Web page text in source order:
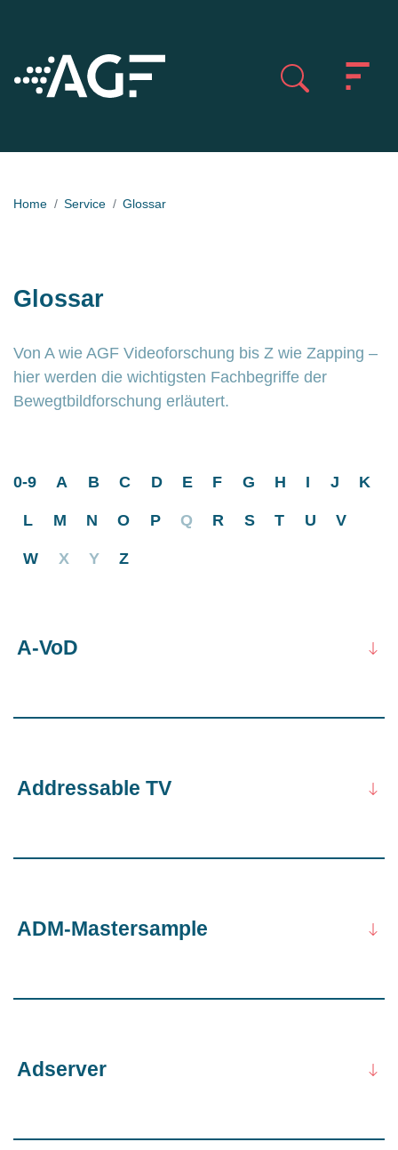
Home Service Glossar
Glossar
Von A wie AGF Videoforschung bis Z wie Zapping –
hier werden die wichtigsten Fachbegriffe der
Bewegtbildforschung erläutert.
0-9 A B C D E F G H I J K
L M N O P Q R S T U V
W X Y Z
A-VoD
Addressable TV
ADM-Mastersample
Adserver